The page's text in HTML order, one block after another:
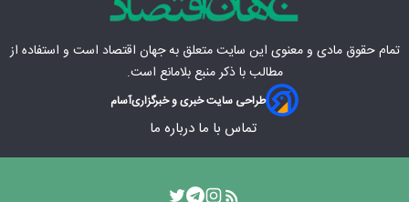
تمام حقوق مادی‌ و معنوی این سایت متعلق بهجهان اقتصاد است و استفاده از
مطالب با ذکر منبع بلامانع است.
طراحی سایت خبری و خبرگزاریآسام
تماس با ما درباره ما